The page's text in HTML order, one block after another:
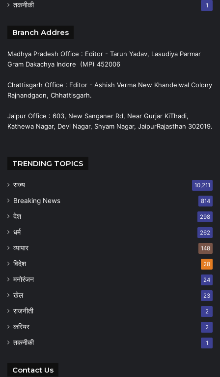
तकनीकी 1
Branch Addres
Madhya Pradesh Office : Editor - Tarun Yadav, Lasudiya Parmar
Gram Dakachya Indore (MP) 452006
Chattisgarh Office : Editor - Ashish Verma New Khandelwal Colony
Rajnandgaon, Chhattisgarh.
Jaipur Office : 603, New Sanganer Rd, Near Gurjar KiThadi,
Kathewa Nagar, Devi Nagar, Shyam Nagar, JaipurRajasthan 302019.
TRENDING TOPICS
राज्य 10,211
Breaking News 814
देश 298
धर्म 262
व्यापार 148
विदेश 28
मनोरंजन 24
खेल 23
राजनीती 2
करियर 2
तकनीकी 1
Contact Us